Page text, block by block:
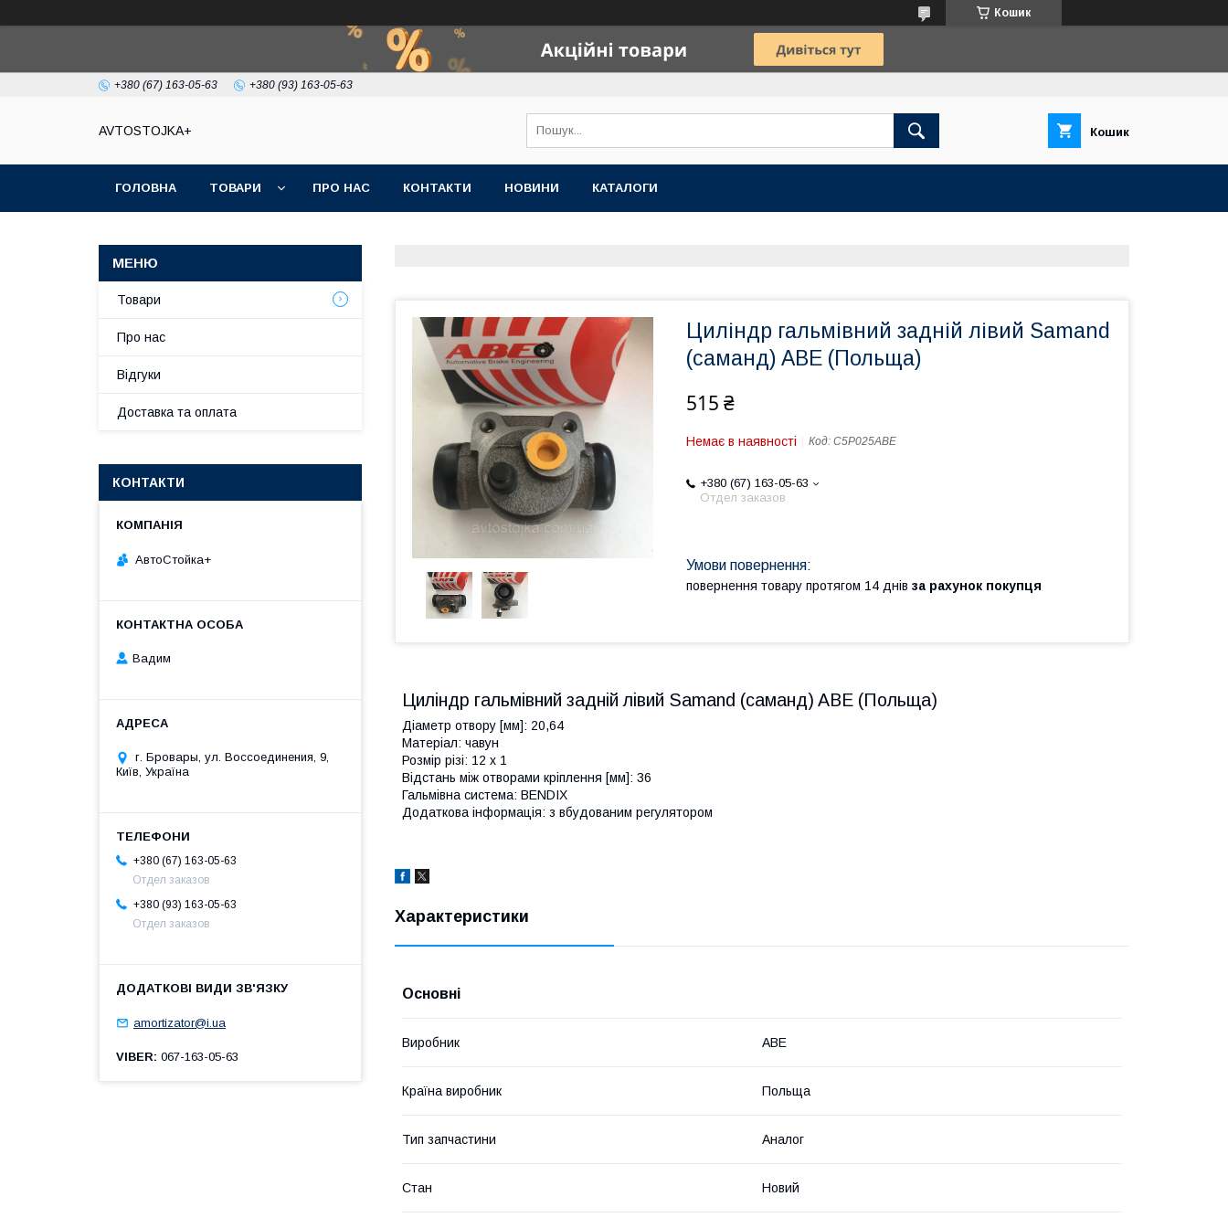
Кошик
+380 (67) 163-05-63 +380 (93) 163-05-63
AVTOSTOJKA+ Кошик
ГОЛОВНА ТОВАРИ ПРО НАС КОНТАКТИ НОВИНИ КАТАЛОГИ
Циліндр гальмівний задній лівий Samand
(саманд) ABE (Польща)
515 ₴
Немає в наявності Код: C5P025ABE
+380 (67) 163-05-63
Отдел заказов
повернення товару протягом 14 днів за рахунок покупця
Циліндр гальмівний задній лівий Samand (саманд) ABE (Польща)
Діаметр отвору [мм]: 20,64
Матеріал: чавун
Розмір різі: 12 x 1
Відстань між отворами кріплення [мм]: 36
Гальмівна система: BENDIX
Додаткова інформація: з вбудованим регулятором
Характеристики
Основні
Виробник ABE
Країна виробник Польща
Тип запчастини Аналог
Стан Новий
Товари
Про нас
Відгуки
Доставка та оплата
КОНТАКТИ
АвтоСтойка+
Вадим
г. Бровары, ул. Воссоединения, 9,
Київ, Україна
+380 (67) 163-05-63
Отдел заказов
+380 (93) 163-05-63
Отдел заказов
amortizator@i.ua
VIBER 067-163-05-63